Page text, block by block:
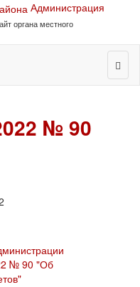
Администрация
органа местного
№ 90
№ 90 "Об